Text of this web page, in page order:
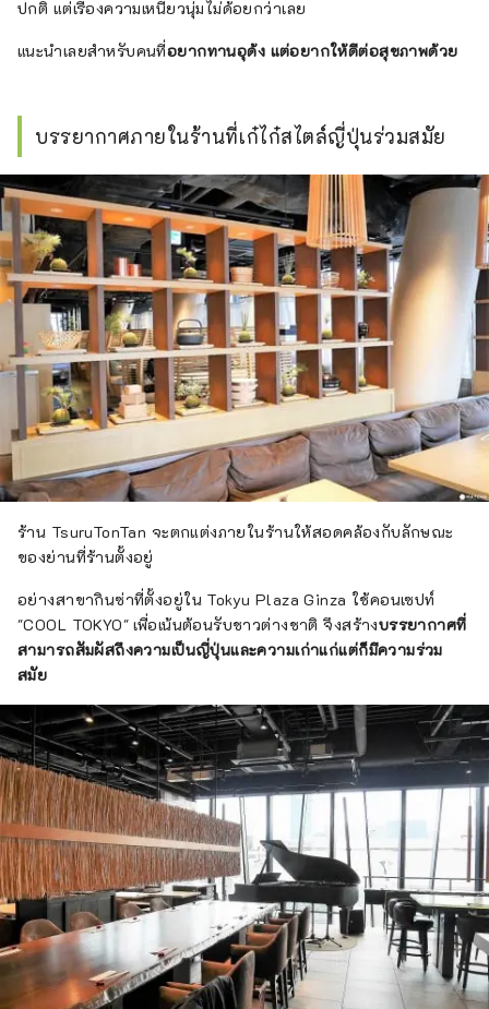
ปกติ แต่เรื่องความเหนียวนุ่มไม่ด้อยกว่าเลย
แนะนำเลยสำหรับคนที่อยากทานอุด้ง แต่อยากให้ดีต่อสุขภาพด้วย
บรรยากาศภายในร้านที่เก๋ไก๋สไตล์ญี่ปุ่นร่วมสมัย
ร้าน TsuruTonTan จะตกแต่งภายในร้านให้สอดคล้องกับลักษณะ
ของย่านที่ร้านตั้งอยู่
อย่างสาขากินซ่าที่ตั้งอยู่ใน Tokyu Plaza Ginza ใช้คอนเซปท์
"COOL TOKYO" เพื่อเน้นต้อนรับชาวต่างชาติ จึงสร้างบรรยากาศที่
สามารถสัมผัสถึงความเป็นญี่ปุ่นและความเก่าแก่แต่ก็มีความร่วม
สมัย